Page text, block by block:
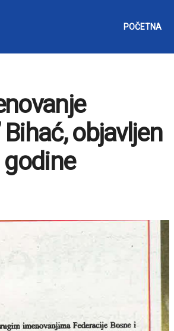
POČETNA
Bihać, objavljen